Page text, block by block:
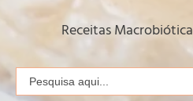
Receitas
Search
for: